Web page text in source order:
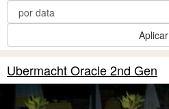
Aplicar
Ubermacht Oracle 2nd Gen